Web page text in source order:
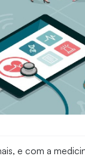
e com a